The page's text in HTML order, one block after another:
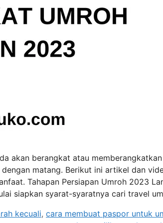
akan berangkat atau
matang. Berikut ini artikel dan
Tahapan Persiapan Umroh 2023
siapkan syarat-syaratnya cari travel
kecuali, cara membuat paspor untuk